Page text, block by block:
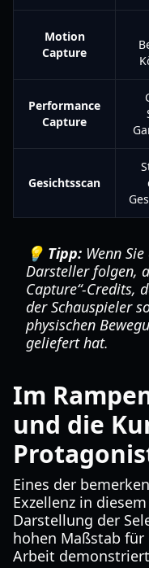
Motion
Capture
Performance
Capture
Gesichtsscan
💡 Tipp: Wenn
Darsteller folgen,
Capture“-Credits,
der Schauspieler
physischen
geliefert hat.
Im
und die
Eines der
Exzellenz in
Darstellung der
hohen Maßstab
Arbeit